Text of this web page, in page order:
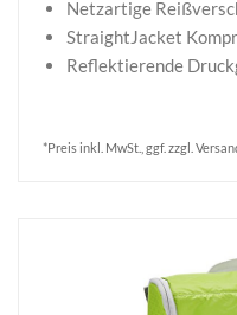
Netzartige
StraightJacket
Reflektierende
*Preis inkl. MwSt., ggf. zzgl.